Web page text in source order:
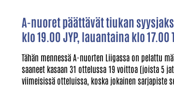
A-nuoret päättävät tiukan
klo 19.00 JYP, lauantaina klo
Tähän mennessä A-nuorten Liigassa on pelattu
saaneet kasaan 31 ottelussa 19 voittoa (joista 5
viimeisissä otteluissa, koska jokainen sarjapiste